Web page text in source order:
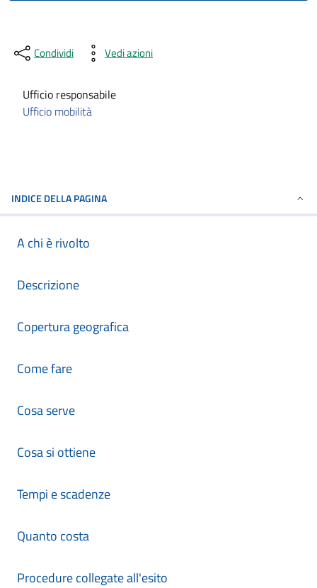
Condividi Vedi azioni
Ufficio responsabile
Ufficio mobilità
INDICE DELLA PAGINA
A chi è rivolto
Descrizione
Copertura geografica
Come fare
Cosa serve
Cosa si ottiene
Tempi e scadenze
Quanto costa
Procedure collegate all'esito